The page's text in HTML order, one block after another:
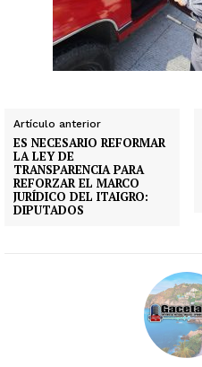
Artículo anterior
ES NECESARIO REFORMAR
LA LEY DE
TRANSPARENCIA PARA
REFORZAR EL MARCO
JURÍDICO DEL ITAIGRO:
DIPUTADOS